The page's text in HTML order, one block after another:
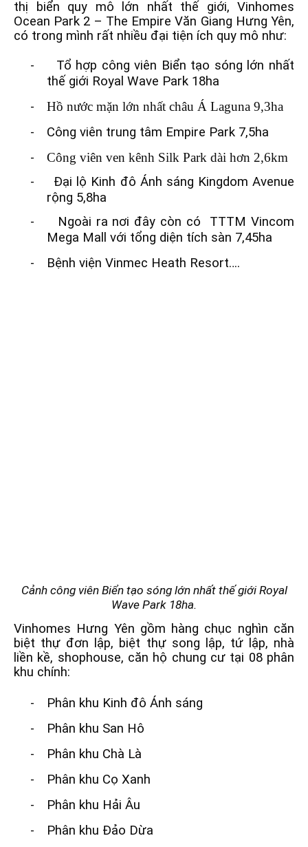
thị biển quy mô lớn nhất thế giới, Vinhomes
Ocean Park 2 – The Empire Văn Giang Hưng Yên,
có trong mình rất nhiều đại tiện ích quy mô như:
-
Tổ hợp công viên Biển tạo sóng lớn nhất
thế giới Royal Wave Park 18ha
-
Hồ nước mặn lớn nhất châu Á Laguna 9,3ha
-
Công viên trung tâm Empire Park 7,5ha
-
Công viên ven kênh Silk Park dài hơn 2,6km
-
Đại lộ Kinh đô Ánh sáng Kingdom Avenue
rộng 5,8ha
-
Ngoài ra nơi đây còn có
TTTM Vincom
Mega Mall với tổng diện tích sàn 7,45ha
-
Bệnh viện Vinmec Heath Resort….
Cảnh công viên Biển tạo sóng lớn nhất thế giới Royal
Wave Park 18ha.
Vinhomes Hưng Yên gồm hàng chục nghìn căn
biệt thự đơn lập, biệt thự song lập, tứ lập, nhà
liền kề, shophouse, căn hộ chung cư tại 08 phân
khu chính:
-
Phân khu Kinh đô Ánh sáng
-
Phân khu San Hô
-
Phân khu Chà Là
-
Phân khu Cọ Xanh
-
Phân khu Hải Âu
-
Phân khu Đảo Dừa